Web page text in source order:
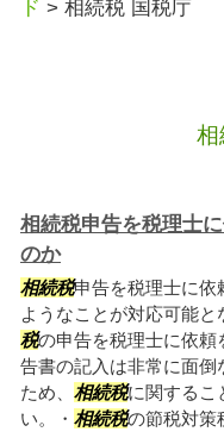
ド > 相続税 国税庁
相
相続税申告を税理士
のか
相続税申告を税理士に依
ようなことが対応可能と
税の申告を税理士に依頼
告書の記入は非常に面
ため、 相続税に関するこ
い。・ 相続税の節税対策